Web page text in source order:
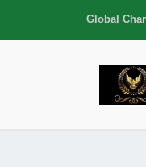
Global